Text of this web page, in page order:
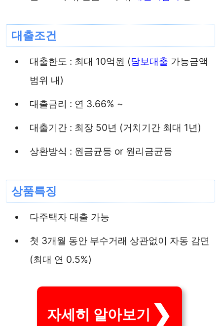
대출조건
대출한도 : 최대 10억원 (담보대출 가능금액
범위 내)
대출금리 : 연 3.66% ~
대출기간 : 최장 50년 (거치기간 최대 1년)
상환방식 : 원금균등 or 원리금균등
상품특징
다주택자 대출 가능
첫 3개월 동안 부수거래 상관없이 자동 감면
(최대 연 0.5%)
자세히 알아보기